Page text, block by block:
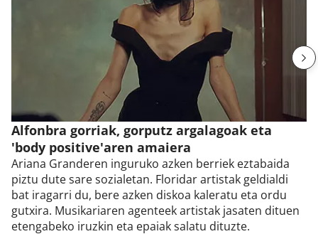
Alfonbra gorriak, gorputz argalagoak eta
'body positive'aren amaiera
Ariana Granderen inguruko azken berriek eztabaida
piztu dute sare sozialetan. Floridar artistak geldialdi
bat iragarri du, bere azken diskoa kaleratu eta ordu
gutxira. Musikariaren agenteek artistak jasaten dituen
etengabeko iruzkin eta epaiak salatu dituzte.